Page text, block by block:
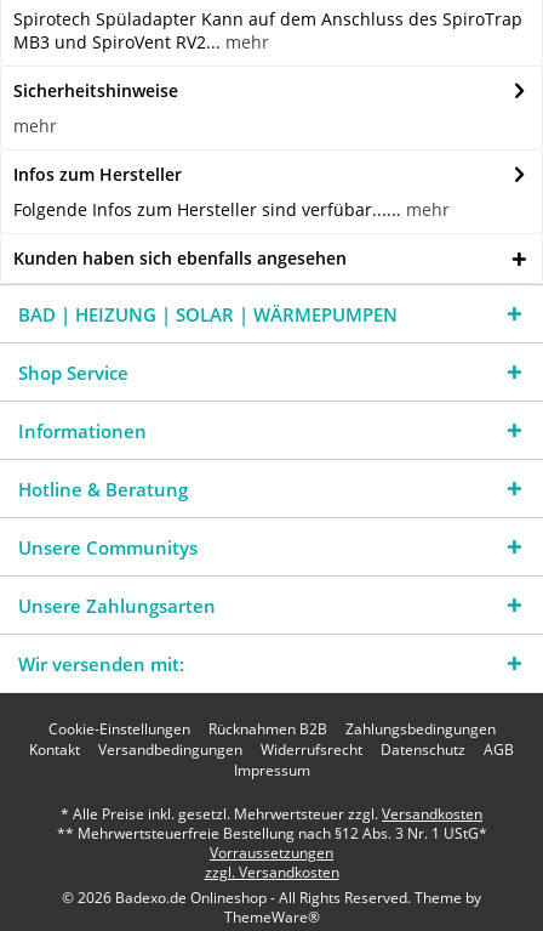
Spirotech Spüladapter Kann auf dem Anschluss des SpiroTrap
MB3 und SpiroVent RV2... mehr
Sicherheitshinweise
mehr
Infos zum Hersteller
Folgende Infos zum Hersteller sind verfübar...... mehr
Kunden haben sich ebenfalls angesehen
BAD | HEIZUNG | SOLAR | WÄRMEPUMPEN
Shop Service
Informationen
Hotline & Beratung
Unsere Communitys
Unsere Zahlungsarten
Wir versenden mit:
Cookie-Einstellungen Rücknahmen B2B
Zahlungsbedingungen
Kontakt
Versandbedingungen Widerrufsrecht Datenschutz
AGB
Impressum
* Alle Preise inkl. gesetzl. Mehrwertsteuer zzgl.Versandkosten
** Mehrwertsteuerfreie Bestellung nach §12 Abs. 3 Nr. 1 UStG*
Vorraussetzungen
zzgl. Versandkosten
© 2026 Badexo.de Onlineshop - All Rights Reserved. Theme by
ThemeWare®